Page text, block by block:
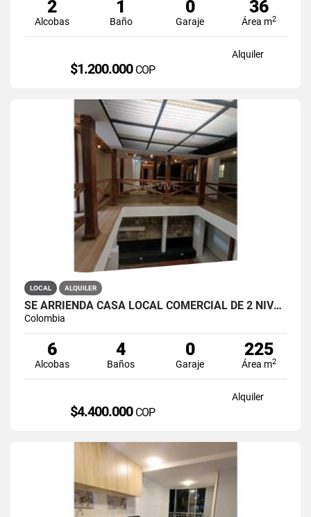
2
Alcobas
1
Baño
0
Garaje
36
Área m2
Alquiler
$1.200.000 COP
LOCAL ALQUILER
SE ARRIENDA CASA LOCAL COMERCIAL DE 2 NIVELES EN LA CANDELARIA
Colombia
6
Alcobas
4
Baños
0
Garaje
225
Área m2
Alquiler
$4.400.000 COP